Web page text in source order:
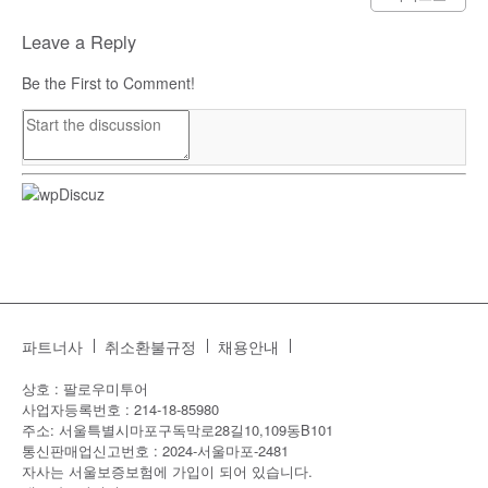
Leave a Reply
Be the First to Comment!
파트너사 취소환불규정 채용안내
상호 : 팔로우미투어
사업자등록번호 : 214-18-85980
주소: 서울특별시마포구독막로28길10,109동B101
통신판매업신고번호 : 2024-서울마포-2481
자사는 서울보증보험에 가입이 되어 있습니다.